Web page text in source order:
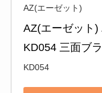
AZ(エーゼット)
AZ(エーゼット)
KD054 三面ブ
KD054